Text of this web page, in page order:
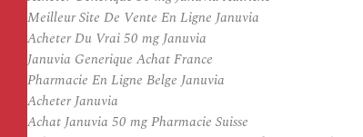
Meilleur Site De Vente En Ligne Januvia
Acheter Du Vrai 50 mg Januvia
Januvia Generique Achat France
Pharmacie En Ligne Belge Januvia
Acheter Januvia
Achat Januvia 50 mg Pharmacie Suisse